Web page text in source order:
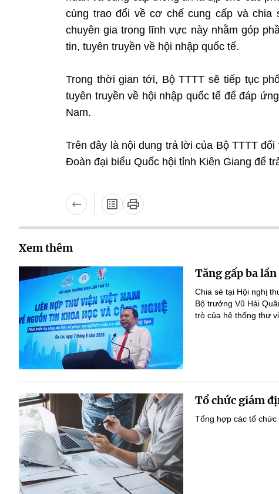
cùng trao đổi về cơ chế cung cấp và
chuyên gia trong lĩnh vực này nhằm góp
tin, tuyên truyền về hội nhập quốc tế.
Trong thời gian tới, Bộ TTTT sẽ tiếp tục
tuyên truyền về hội nhập quốc tế để đáp
Nam.
Trên đây là nội dung trả lời của Bộ TTTT
Đoàn đại biểu Quốc hội tỉnh Kiên Giang để
Xem thêm
Tăng gấp ba
Chia sẻ tại Hội nghị
Bộ trưởng Vũ Hải
trò của hệ thống thư
Tổ chức giám
Tổng hợp các tổ chức